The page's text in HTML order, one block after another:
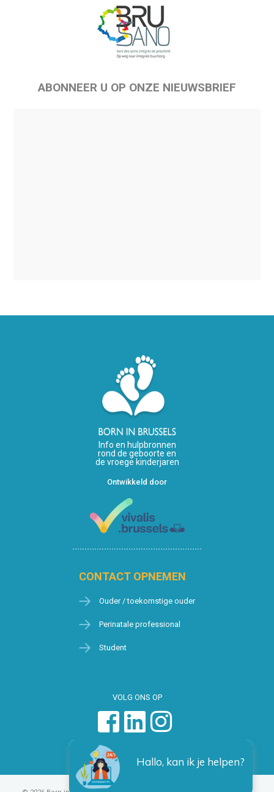
ABONNEER U OP ONZE NIEUWSBRIEF
Info en hulpbronnen
rond de geboorte en
de vroege kinderjaren
Ontwikkeld door
CONTACT OPNEMEN
Ouder / toekomstige ouder
Perinatale professional
Student
VOLG ONS OP
Hallo, kan ik je helpen?